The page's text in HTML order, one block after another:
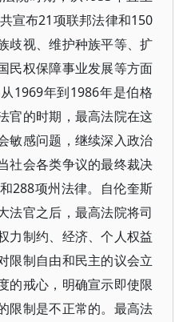
宣布21项联邦法律和150
歧视、维护种族平等、扩
民权保障事业发展等方面
1969年到1986年是伯格
官的时期，最高法院在这
敏感问题，继续深入政治
社会各类争议的最终裁决
288项州法律。自伦奎斯
法官之后，最高法院将司
力制约、经济、个人权益
限制自由和民主的议会立
的戒心，明确宣示即使限
限制是不正常的。最高法